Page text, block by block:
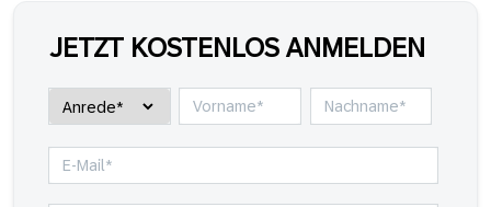
JETZT KOSTENLOS ANMELDEN